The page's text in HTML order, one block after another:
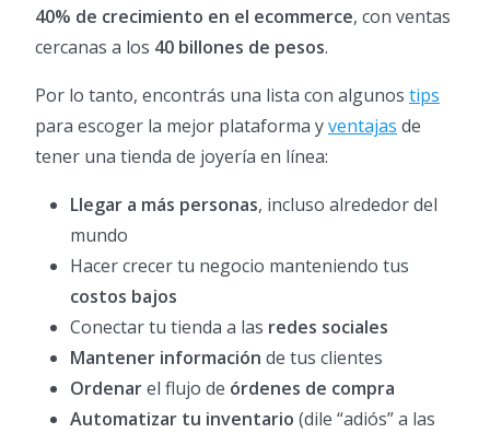
40% de crecimiento en el ecommerce, con ventas
cercanas a los 40 billones de pesos.
Por lo tanto, encontrás una lista con algunos tips
para escoger la mejor plataforma yventajas de
tener una tienda de joyería en línea:
Llegar a más personas, incluso alrededor del
mundo
Hacer crecer tu negocio manteniendo tus
costos bajos
Conectar tu tienda a las redes sociales
Mantener información de tus clientes
Ordenarel flujo de órdenes de compra
Automatizar tu inventario (dile “adiós” a las